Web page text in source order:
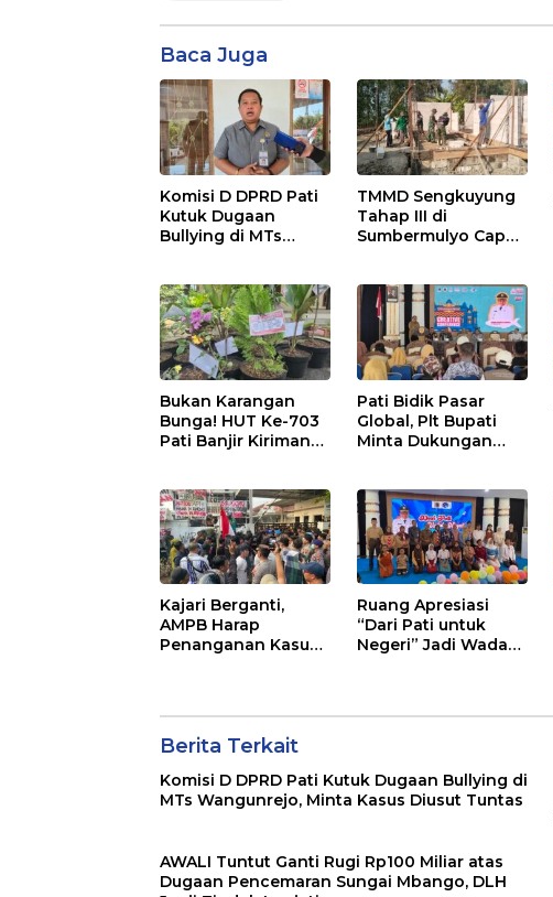
Baca Juga
Komisi D DPRD Pati
Kutuk Dugaan
Bullying di MTs
TMMD Sengkuyung
Tahap III di
Sumbermulyo Capai
Rampung 100
Persen
Bukan Karangan
Bunga! HUT Ke-703
Pati Banjir Kiriman
Ramah Lingkungan
Pati Bidik Pasar
Global, Plt Bupati
Minta Dukungan
Kajari Berganti,
AMPB Harap
Penanganan Kasus
Ruang Apresiasi
“Dari Pati untuk
Negeri” Jadi Wadah
Berita Terkait
Komisi D DPRD Pati Kutuk Dugaan Bullying di
MTs Wangunrejo, Minta Kasus Diusut Tuntas
AWALI Tuntut Ganti Rugi Rp100 Miliar atas
Dugaan Pencemaran Sungai Mbango, DLH